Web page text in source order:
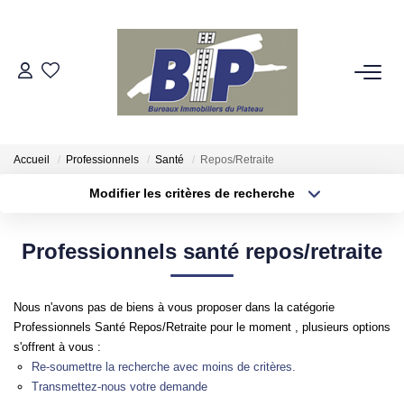
VENTES
BIENS VENDUS
NOTRE AGENCE
Nos Partenaires
NOS SECTEURS
Accueil Professionnels Santé Repos/Retraite
Modifier les critères de recherche
Budget max
Plus de critères Créer une alerte
Professionnels santé repos/retraite
Nous n'avons pas de biens à vous proposer dans la catégorie
Professionnels Santé Repos/Retraite pour le moment , plusieurs options
s'offrent à vous :
Re-soumettre la recherche avec moins de critères.
Transmettez-nous votre demande